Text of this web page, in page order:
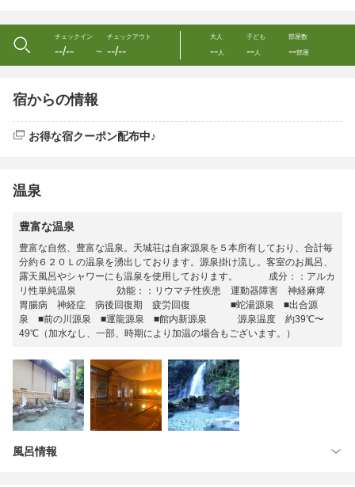
チェックイン
--/-- 〜
チェックアウト
--/--
大人
--人
子ども
--人
部屋数
--部屋
宿からの情報
お得な宿クーポン配布中♪
温泉
豊富な温泉
豊富な自然、豊富な温泉。天城荘は自家源泉を５本所有しており、合計毎
分約６２０Ｌの温泉を湧出しております。源泉掛け流し。客室のお風呂、
露天風呂やシャワーにも温泉を使用しております。 成分：：アルカ
リ性単純温泉 効能：：リウマチ性疾患 運動器障害 神経麻痺
胃腸病 神経症 病後回復期 疲労回復 ■蛇湯源泉 ■出合源
泉 ■前の川源泉 ■運龍源泉 ■館内新源泉 源泉温度 約39℃〜
49℃（加水なし、一部、時期により加温の場合もございます。）
風呂情報